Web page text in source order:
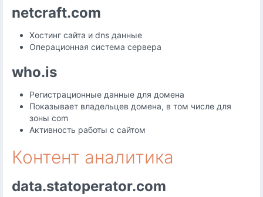
netcraft.com
Хостинг сайта и dns данные
Операционная система сервера
who.is
Регистрационные данные для домена
Показывает владельцев домена, в том числе для
зоны com
Активность работы с сайтом
Контент аналитика
data.statoperator.com